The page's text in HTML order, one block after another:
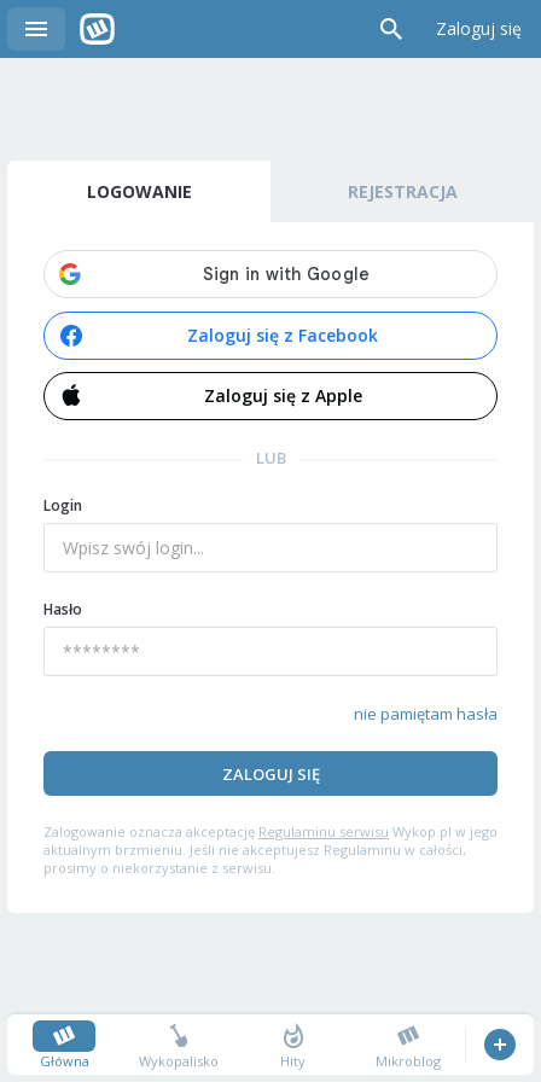
Zaloguj się
LOGOWANIE REJESTRACJA
Zaloguj się z Facebook
Zaloguj się z Apple
LUB
Login
Hasło
nie pamiętam hasła
ZALOGUJ SIĘ
Zalogowanie oznacza akceptację Regulaminu serwisu Wykop.pl w jego
aktualnym brzmieniu. Jeśli nie akceptujesz Regulaminu w całości,
prosimy o niekorzystanie z serwisu.
Główna Wykopalisko Hity Mikroblog